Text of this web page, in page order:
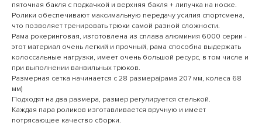
пяточная бакля с подкачкой и верхняя бакля + липучка на носке.
Ролики обеспечивают максимальную передачу усилия спортсмена,
что позволяет тренировать трюки самой разной сложности.
Рама рокеринговая, изготовлена из сплава алюминия 6000 серии -
этот материал очень легкий и прочный, рама способна выдержать
колоссальные нагрузки, имеет очень большой ресурс, в том числе и
при выполнении ванвильных трюков.
Размерная сетка начинается с 28 размера(рама 207 мм, колеса 68
мм)
Подходят на два размера, размер регулируется стелькой.
Каждая пара роликов изготавливается вручную и имеет
потрясающее качество сборки.